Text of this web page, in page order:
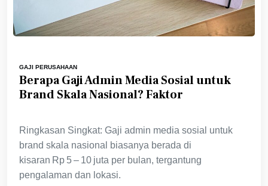
GAJI PERUSAHAAN
Berapa Gaji Admin Media Sosial untuk
Brand Skala Nasional? Faktor
Ringkasan Singkat: Gaji admin media sosial untuk
brand skala nasional biasanya berada di
kisaran Rp 5 – 10 juta per bulan, tergantung
pengalaman dan lokasi.